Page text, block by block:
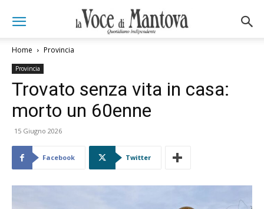
Home Provincia
Provincia
Trovato senza vita in casa:
morto un 60enne
15 Giugno 2026
Facebook Twitter